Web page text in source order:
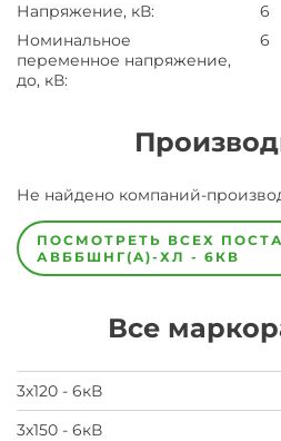
Напряжение, кВ:
6
Номинальное
переменное напряжение,
до, кВ:
6
ЗаводЗавод-
предпочел
скрыть
свои
Не найдено компаний-
ПОСМОТРЕТЬ ВСЕХ
АВББШНГ(A)-ХЛ - 6КВ
Все
3х120 - 6кВ
3х150 - 6кВ